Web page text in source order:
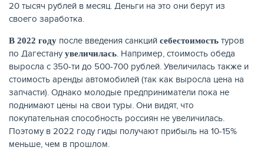
20 тысяч рублей в месяц. Деньги на это они берут из
своего заработка.
В 2022 году после введения санкций себестоимость туров
по Дагестануувеличилась. Например, стоимость обеда
выросла с 350-ти до 500-700 рублей. Увеличилась также и
стоимость аренды автомобилей (так как выросла цена на
запчасти). Однако молодые предприниматели пока не
поднимают цены на свои туры. Они видят, что
покупательная способность россиян не увеличилась.
Поэтому в 2022 году гиды получают прибыль на 10-15%
меньше, чем в прошлом.